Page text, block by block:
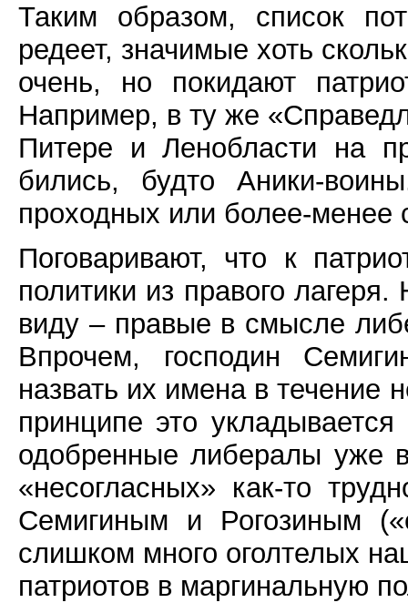
Таким образом, список
редеет, значимые хоть
очень, но покидают
Например, в ту же
Питере и Ленобласти на
бились, будто Аники-
проходных или более-менее
Поговаривают, что к
политики из правого
виду – правые в смысле
Впрочем, господин
назвать их имена в
принципе это
одобренные либералы уже
«несогласных» как-то
Семигиным и Рогозиным
слишком много оголтелых
патриотов в маргинальную